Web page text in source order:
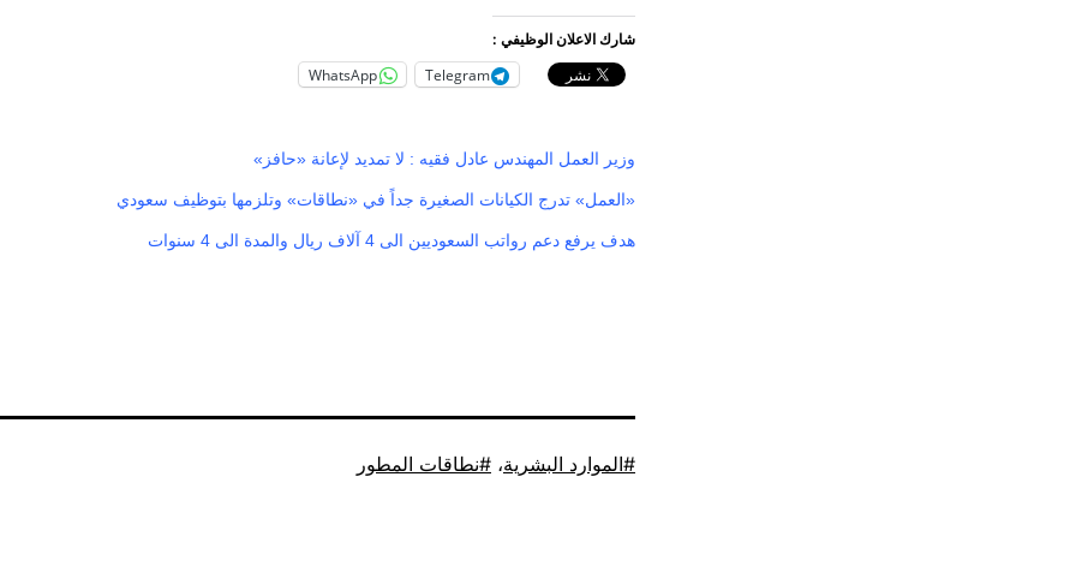
شارك الاعلان الوظيفي :
Telegram
WhatsApp
وزير العمل المهندس عادل فقيه : لا تمديد لإعانة «حافز»
«العمل» تدرج الكيانات الصغيرة جداً في «نطاقات» وتلزمها بتوظيف سعودي
هدف يرفع دعم رواتب السعوديين الى 4 آلاف ريال والمدة الى 4 سنوات
موسوم
الموارد البشرية، نطاقات المطور